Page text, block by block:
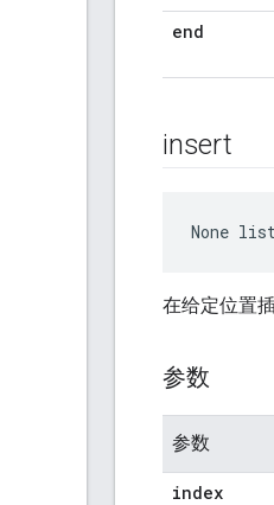
end
insert
None
在给定位置
参数
参数
index